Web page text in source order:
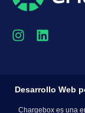
Desarrollo Web
Chargebox es una